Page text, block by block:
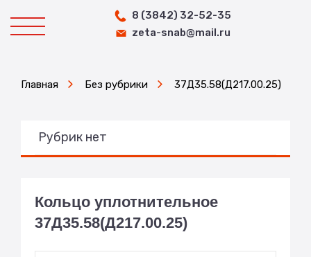
8 (3842) 32-52-35
zeta-snab@mail.ru
Главная Без рубрики 37Д35.58(Д217.00.25)
Рубрик нет
Кольцо уплотнительное
37Д35.58(Д217.00.25)